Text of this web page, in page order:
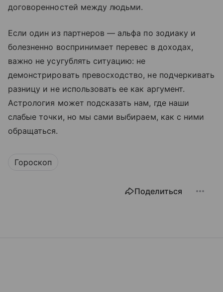
договоренностей между людьми.
Если один из партнеров — альфа по зодиаку и
болезненно воспринимает перевес в доходах,
важно не усугублять ситуацию: не
демонстрировать превосходство, не подчеркивать
разницу и не использовать ее как аргумент.
Астрология может подсказать нам, где наши
слабые точки, но мы сами выбираем, как с ними
обращаться.
Гороскоп
Поделиться